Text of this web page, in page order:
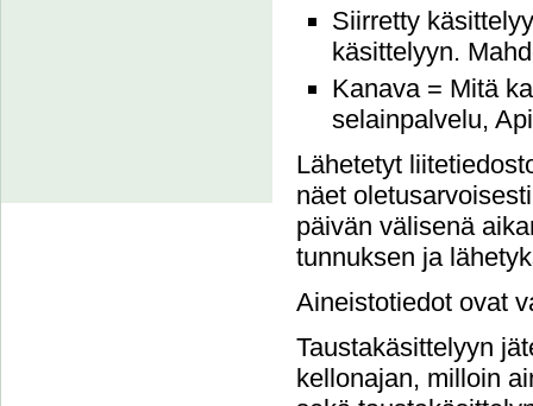
Siirretty
käsittelyyn.
Kanava = Mitä
selainpalvelu,
Lähetetyt
näet
päivän välisenä
tunnuksen ja
Aineistotiedot ovat
Taustakäsittelyyn
kellonajan, milloin